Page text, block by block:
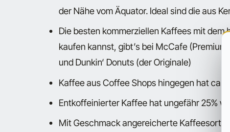
der Nähe vom Äquator. Ideal sind die aus
Die besten kommerziellen Kaffees mit
kaufen kannst, gibt’s bei McCafe
und Dunkin‘ Donuts (der Originale)
Kaffee aus Coffee Shops hingegen hat ca.
Entkoffeinierter Kaffee hat ungefähr 25%
Mit Geschmack angereicherte